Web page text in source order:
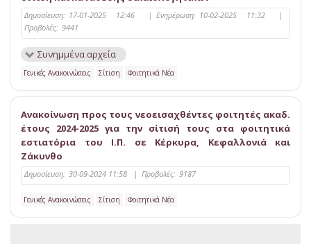
Δημοσίευση: 17-01-2025 12:46 | Ενημέρωση: 10-02-2025 11:32
|
Προβολές: 9441
Συνημμένα αρχεία
Γενικές Ανακοινώσεις Σίτιση Φοιτητικά Νέα
Ανακοίνωση προς τους νεοεισαχθέντες φοιτητές ακαδ.
έτους 2024-2025 για την σίτισή τους στα φοιτητικά
εστιατόρια του Ι.Π. σε Κέρκυρα, Κεφαλλονιά και
Ζάκυνθο
Δημοσίευση: 30-09-2024 11:58 | Προβολές: 9187
Γενικές Ανακοινώσεις Σίτιση Φοιτητικά Νέα